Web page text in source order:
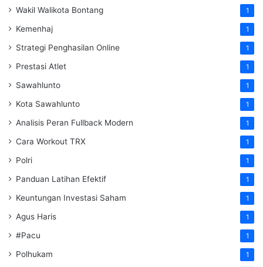
Wakil Walikota Bontang 1
Kemenhaj 1
Strategi Penghasilan Online 1
Prestasi Atlet 1
Sawahlunto 1
Kota Sawahlunto 1
Analisis Peran Fullback Modern 1
Cara Workout TRX 1
Polri 1
Panduan Latihan Efektif 1
Keuntungan Investasi Saham 1
Agus Haris 1
#Pacu 1
Polhukam 1